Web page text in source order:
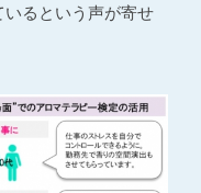
るという声が寄せ